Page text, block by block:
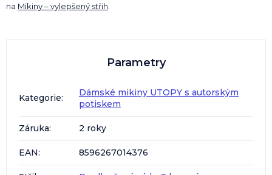
na Mikiny – vylepšený střih
Parametry
Kategorie:
Dámské mikiny UTOPY s autorským
potiskem
Záruka: 2 roky
EAN: 8596267014376